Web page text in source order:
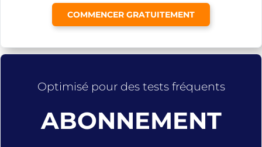
COMMENCER GRATUITEMENT
Optimisé pour des tests fréquents
ABONNEMENT